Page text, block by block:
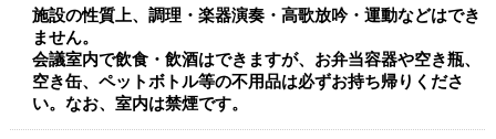
施設の性質上、調理・楽器演奏・高歌放吟・運動などはでき
ません。
会議室内で飲食・飲酒はできますが、お弁当容器や空き瓶、
空き缶、ペットボトル等の不用品は必ずお持ち帰りくださ
い。なお、室内は禁煙です。